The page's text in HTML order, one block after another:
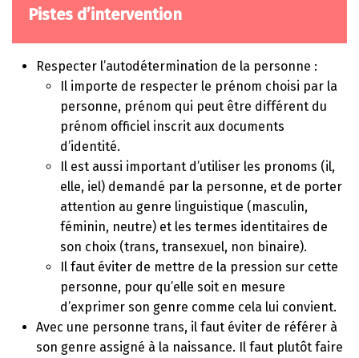
Pistes d’intervention
Respecter l’autodétermination de la personne :
Il importe de respecter le prénom choisi par la
personne, prénom qui peut être différent du
prénom officiel inscrit aux documents
d’identité.
Il est aussi important d’utiliser les pronoms (il,
elle, iel) demandé par la personne, et de porter
attention au genre linguistique (masculin,
féminin, neutre) et les termes identitaires de
son choix (trans, transexuel, non binaire).
Il faut éviter de mettre de la pression sur cette
personne, pour qu’elle soit en mesure
d’exprimer son genre comme cela lui convient.
Avec une personne trans, il faut éviter de référer à
son genre assigné à la naissance. Il faut plutôt faire